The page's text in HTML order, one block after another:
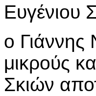
Ευγένιου
ο Γιάννης
μικρούς
Σκιών